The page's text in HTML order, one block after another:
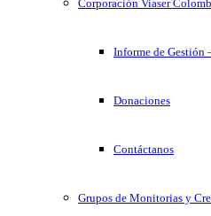
Corporación Viaser
Informe de Gestión
Donaciones
Contáctanos
Grupos de Monitorias y